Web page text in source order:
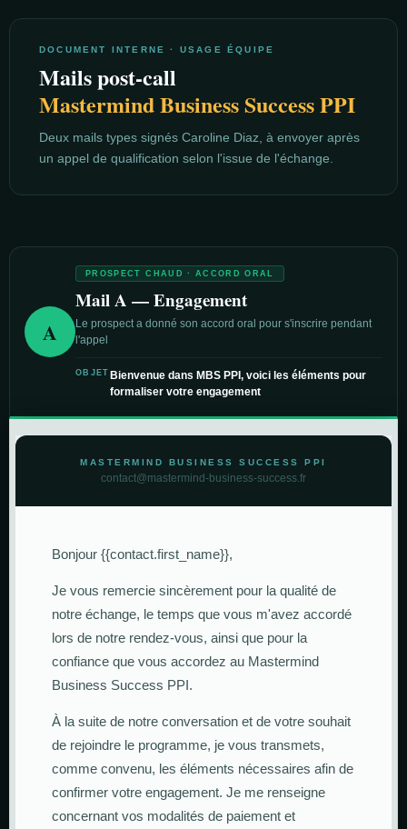
DOCUMENT INTERNE · USAGE ÉQUIPE
Mails post-call
Mastermind Business Success PPI
Deux mails types signés Caroline Diaz, à envoyer après
un appel de qualification selon l'issue de l'échange.
A
PROSPECT CHAUD · ACCORD ORAL
Mail A — Engagement
Le prospect a donné son accord oral pour s'inscrire pendant
l'appel
OBJET Bienvenue dans MBS PPI, voici les éléments pour
formaliser votre engagement
MASTERMIND BUSINESS SUCCESS PPI
contact@mastermind-business-success.fr
Bonjour {{contact.first_name}},
Je vous remercie sincèrement pour la qualité de
notre échange, le temps que vous m'avez accordé
lors de notre rendez-vous, ainsi que pour la
confiance que vous accordez au Mastermind
Business Success PPI.
À la suite de notre conversation et de votre souhait
de rejoindre le programme, je vous transmets,
comme convenu, les éléments nécessaires afin de
confirmer votre engagement. Je me renseigne
concernant vos modalités de paiement et